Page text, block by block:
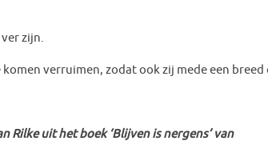
zijn.
verruimen, zodat ook zij mede een
Rilke uit het boek ‘Blijven is nergens’ van